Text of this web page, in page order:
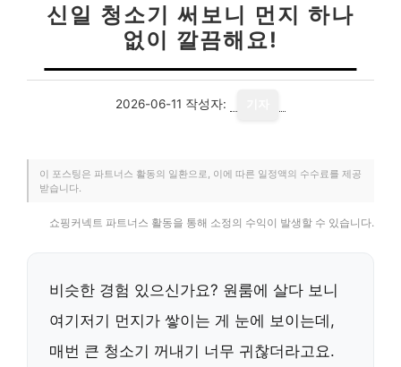
신일 청소기 써보니 먼지 하나
없이 깔끔해요!
2026-06-11 작성자:
이 포스팅은 파트너스 활동의 일환으로, 이에 따른 일정액의 수수료를 제공
받습니다.
쇼핑커넥트 파트너스 활동을 통해 소정의 수익이 발생할 수 있습니다.
비슷한 경험 있으신가요? 원룸에 살다 보니
여기저기 먼지가 쌓이는 게 눈에 보이는데,
매번 큰 청소기 꺼내기 너무 귀찮더라고요.